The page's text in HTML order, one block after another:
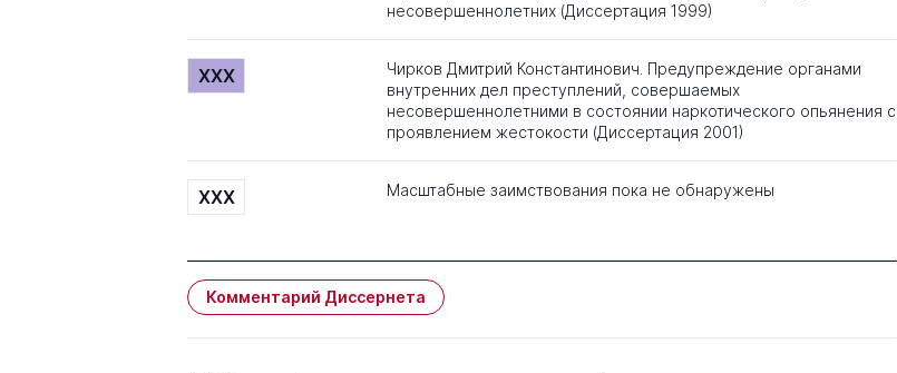
несовершеннолетних (Диссертация 1999)
XXX
Чирков Дмитрий Константинович. Предупреждение органами
внутренних дел преступлений, совершаемых
несовершеннолетними в состоянии наркотического опьянения с
проявлением жестокости (Диссертация 2001)
XXX Масштабные заимствования пока не обнаружены
Комментарий Диссернета